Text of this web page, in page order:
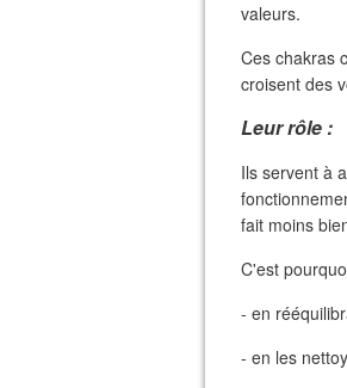
valeurs.
Ces chakras
croisent des
Leur rôle :
Ils servent à
fait moins
C'est
- en
- en les